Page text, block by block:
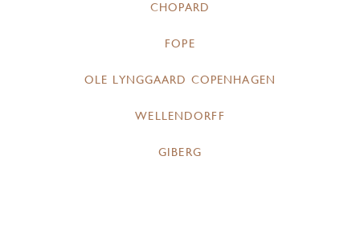
CHOPARD
FOPE
OLE LYNGGAARD COPENHAGEN
WELLENDORFF
GIBERG